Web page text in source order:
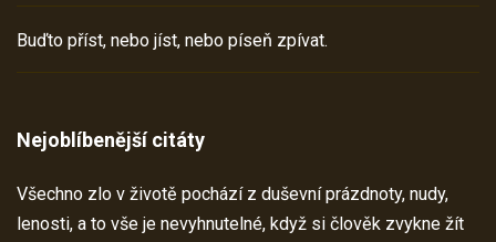
Buďto příst, nebo jíst, nebo píseň zpívat.
Nejoblíbenější citáty
Všechno zlo v životě pochází z duševní prázdnoty, nudy,
lenosti, a to vše je nevyhnutelné, když si člověk zvykne žít